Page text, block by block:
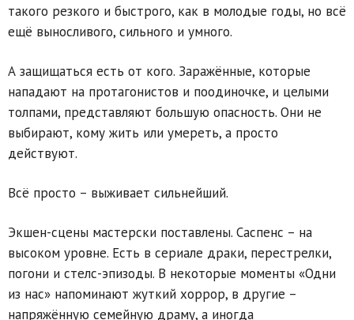
такого резкого и быстрого, как в молодые годы, но всё
ещё выносливого, сильного и умного.
А защищаться есть от кого. Заражённые, которые
нападают на протагонистов и поодиночке, и целыми
толпами, представляют большую опасность. Они не
выбирают, кому жить или умереть, а просто
действуют.
Всё просто – выживает сильнейший.
Экшен-сцены мастерски поставлены. Саспенс – на
высоком уровне. Есть в сериале драки, перестрелки,
погони и стелс-эпизоды. В некоторые моменты «Одни
из нас» напоминают жуткий хоррор, в другие –
напряжённую семейную драму, а иногда